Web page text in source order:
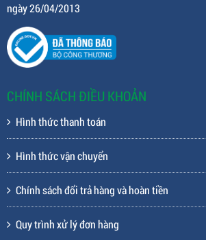
ngày 26/04/2013
CHÍNH SÁCH ĐIỀU KHOẢN
Hình thức thanh toán
Hình thức vận chuyển
Chính sách đổi trả hàng và hoàn tiền
Quy trình xử lý đơn hàng